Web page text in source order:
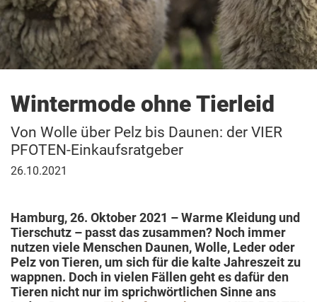
Wintermode ohne Tierleid
Von Wolle über Pelz bis Daunen: der VIER
PFOTEN-Einkaufsratgeber
26.
26.10.2021
Hamburg, 26. Oktober 2021 – Warme Kleidung und
Tierschutz – passt das zusammen? Noch immer
nutzen viele Menschen Daunen, Wolle, Leder oder
Pelz von Tieren, um sich für die kalte Jahreszeit zu
wappnen. Doch in vielen Fällen geht es dafür den
Tieren nicht nur im sprichwörtlichen Sinne ans